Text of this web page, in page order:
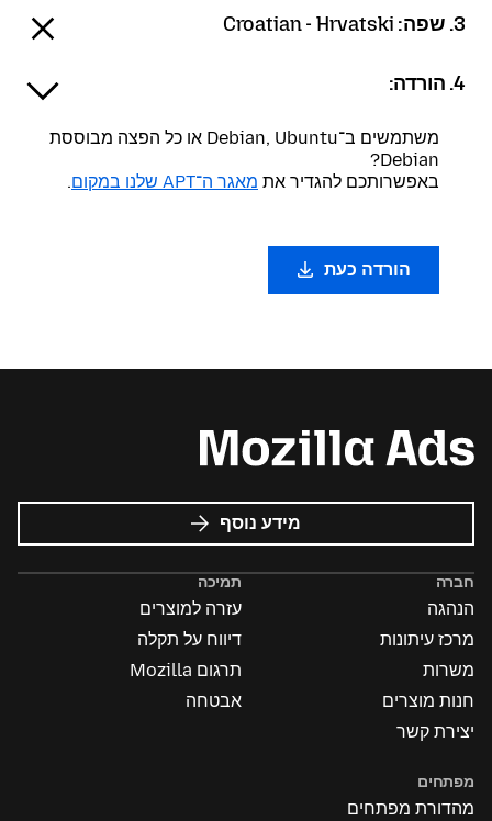
3. שפה: Croatian - Hrvatski
4. הורדה:
משתמשים ב־Debian, Ubuntu או כל הפצה מבוססת
Debian?
באפשרותכם להגדיר את מאגר ה־APT שלנו במקום .
הורדה כעת
מידע נוסף על
פרסומות
Mozilla
חברה
הנהגה
מרכז עיתונות
משרות
חנות מוצרים
יצירת קשר
תמיכה
עזרה למוצרים
דיווח על תקלה
תרגום Mozilla
אבטחה
מפתחים
מהדורת מפתחים